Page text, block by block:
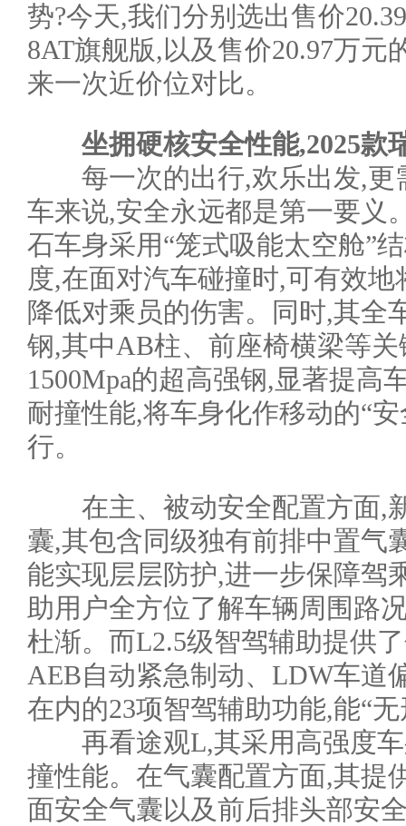
势?今天,我们分别选出售价
8AT旗舰版,以及售价20.97万元
来一次近价位对比。
坐拥硬核安全性能,2025款
每一次的出行,欢乐出发,更
车来说,安全永远都是第一要义
石车身采用“笼式吸能太空舱”
度,在面对汽车碰撞时,可有效
降低对乘员的伤害。同时,其全
钢,其中AB柱、前座椅横梁等
1500Mpa的超高强钢,显著提高
耐撞性能,将车身化作移动的“
行。
在主、被动安全配置方面,新
囊,其包含同级独有前排中置气
能实现层层防护,进一步保障驾
助用户全方位了解车辆周围路
杜渐。而L2.5级智驾辅助提供
AEB自动紧急制动、LDW车道
在内的23项智驾辅助功能,能“
再看途观L,其采用高强度车
撞性能。在气囊配置方面,其提
面安全气囊以及前后排头部安